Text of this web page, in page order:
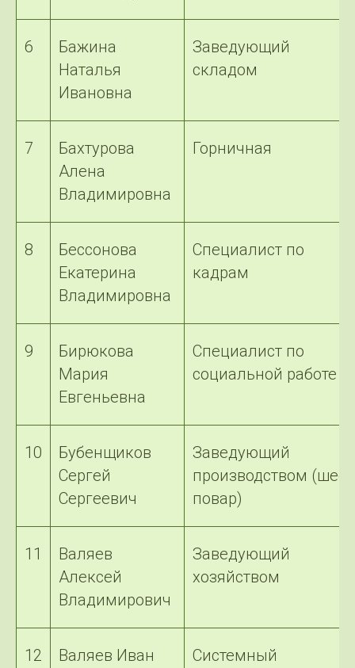
6
Бажина
Наталья
Ивановна
Заведующий
складом
7
Бахтурова
Алена
Владимировна
Горничная
8
Бессонова
Екатерина
Владимировна
Специалист по
кадрам
9
Бирюкова
Мария
Евгеньевна
Специалист по
социальной работе
10
Бубенщиков
Сергей
Сергеевич
Заведующий
производством (шеф-
повар)
11
Валяев
Алексей
Владимирович
Заведующий
хозяйством
12
Валяев Иван
Системный